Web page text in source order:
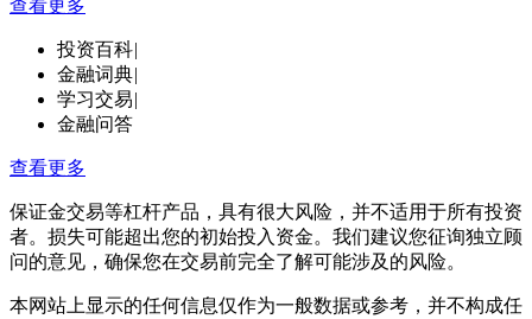
查看更多
投资百科|
金融词典|
学习交易|
金融问答
查看更多
保证金交易等杠杆产品，具有很大风险，并不适用于所有投资
者。损失可能超出您的初始投入资金。我们建议您征询独立顾
问的意见，确保您在交易前完全了解可能涉及的风险。
本网站上显示的任何信息仅作为一般数据或参考，并不构成任